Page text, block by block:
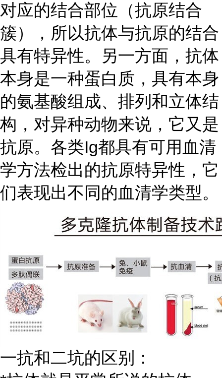
对应的结合部位（抗原结合
簇），所以抗体与抗原的结合
具有特异性。另一方面，抗体
本身是一种蛋白质，具有本身
的氨基酸组成、排列和立体结
构，对异种动物来说，它又是
抗原。各类Ig都具有可用血清
学方法检出的抗原特异性，它
们表现出不同的血清学类型。
一抗和二坑的区别：